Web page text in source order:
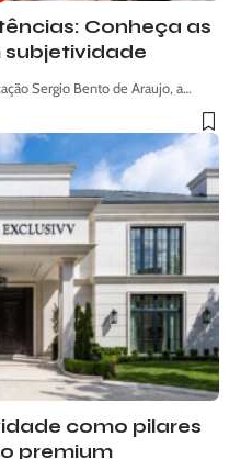
Conheça as
subjetividade
Sergio Bento de Araujo, a…
como pilares
premium